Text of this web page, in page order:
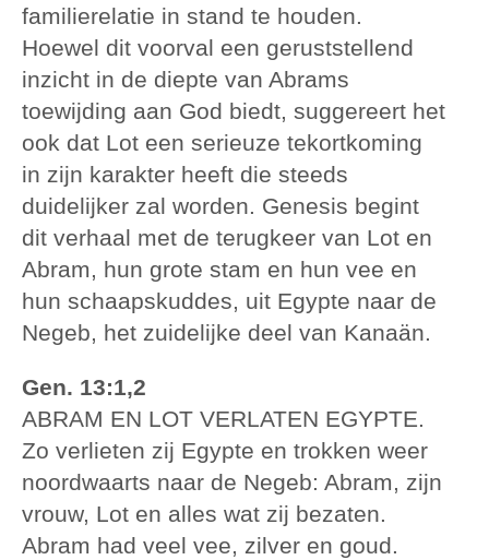
familierelatie in stand te houden.
Hoewel dit voorval een geruststellend
inzicht in de diepte van Abrams
toewijding aan God biedt, suggereert het
ook dat Lot een serieuze tekortkoming
in zijn karakter heeft die steeds
duidelijker zal worden. Genesis begint
dit verhaal met de terugkeer van Lot en
Abram, hun grote stam en hun vee en
hun schaapskuddes, uit Egypte naar de
Negeb, het zuidelijke deel van Kanaän.
Gen. 13:1,2
ABRAM EN LOT VERLATEN EGYPTE.
Zo verlieten zij Egypte en trokken weer
noordwaarts naar de Negeb: Abram, zijn
vrouw, Lot en alles wat zij bezaten.
Abram had veel vee, zilver en goud.